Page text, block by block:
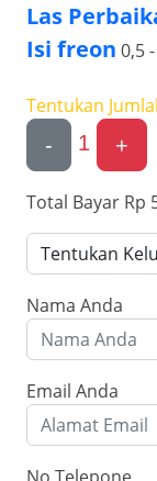
Las
Isi freon 0,5
Tentukan
-
1 +
Total Bayar Rp
Nama Anda
Email Anda